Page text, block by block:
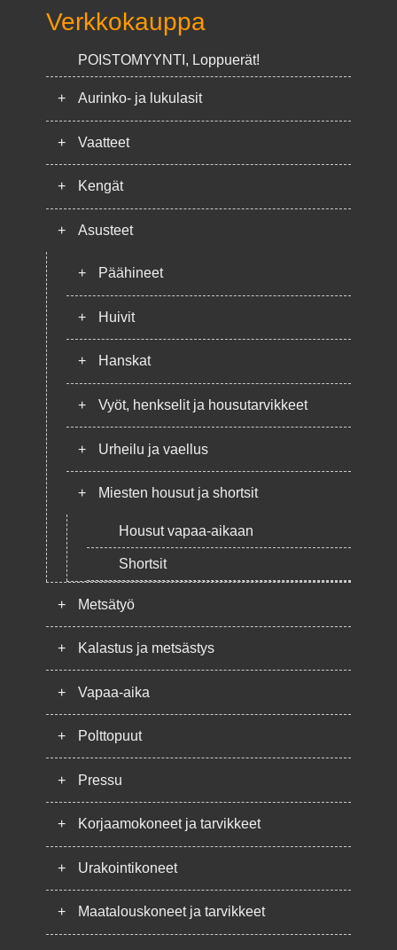
Verkkokauppa
POISTOMYYNTI, Loppuerät!
+ Aurinko- ja lukulasit
+ Vaatteet
+ Kengät
+ Asusteet
+ Päähineet
+ Huivit
+ Hanskat
+ Vyöt, henkselit ja housutarvikkeet
+ Urheilu ja vaellus
+ Miesten housut ja shortsit
Housut vapaa-aikaan
Shortsit
+ Metsätyö
+ Kalastus ja metsästys
+ Vapaa-aika
+ Polttopuut
+ Pressu
+ Korjaamokoneet ja tarvikkeet
+ Urakointikoneet
+ Maatalouskoneet ja tarvikkeet